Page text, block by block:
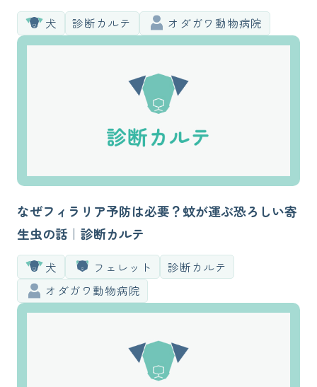
犬 診断カルテ オダガワ動物病院
なぜフィラリア予防は必要？蚊が運ぶ恐ろしい寄
生虫の話｜診断カルテ
犬 フェレット
診断カルテ
オダガワ動物病院